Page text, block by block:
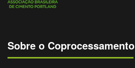
Sobre o Coprocessamento